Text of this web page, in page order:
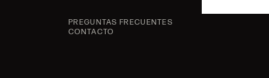
PREGUNTAS FRECUENTES
CONTACTO